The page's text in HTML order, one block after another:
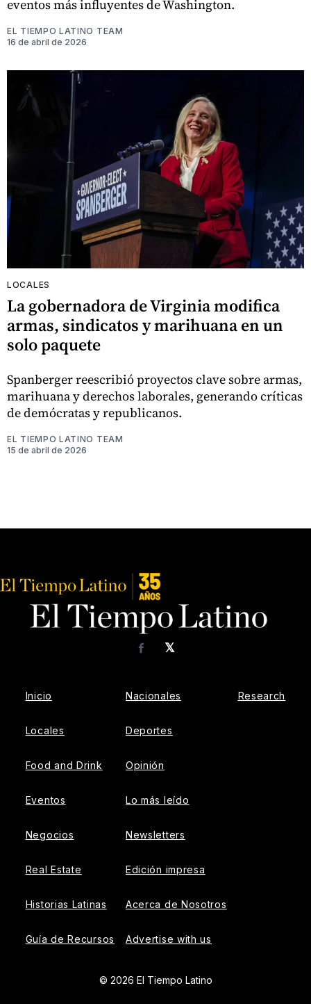
eventos más influyentes de Washington.
EL TIEMPO LATINO TEAM
16 de abril de 2026
LOCALES
La gobernadora de Virginia modifica
armas, sindicatos y marihuana en un
solo paquete
Spanberger reescribió proyectos clave sobre armas,
marihuana y derechos laborales, generando críticas
de demócratas y republicanos.
EL TIEMPO LATINO TEAM
15 de abril de 2026
𝕏
Facebook
Inicio
Locales
Food and Drink
Eventos
Negocios
Real Estate
Historias Latinas
Guía de Recursos
Nacionales
Deportes
Opinión
Lo más leído
Newsletters
Edición impresa
Acerca de Nosotros
Advertise with us
Research
© 2026 El Tiempo Latino